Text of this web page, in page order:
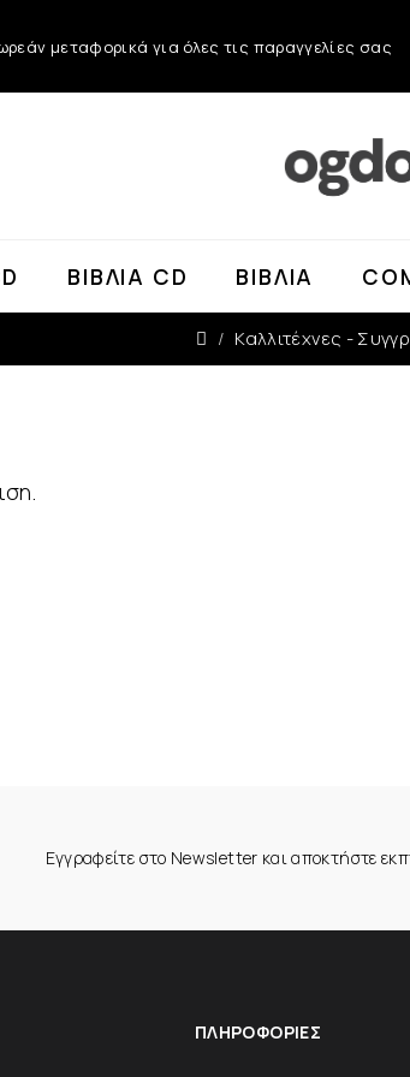
μεταφορικά για όλες τις παραγγελίες σας
ΒΙΒΛΊΑ CD ΒΙΒΛΊΑ
Καλλιτέχνες -
Εγγραφείτε στο Newsletter και αποκτήστε
ΠΛΗΡΟΦΟΡΊΕΣ